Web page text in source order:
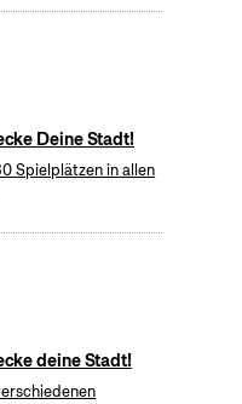
Deine Stadt!
Spielplätzen in allen
deine Stadt!